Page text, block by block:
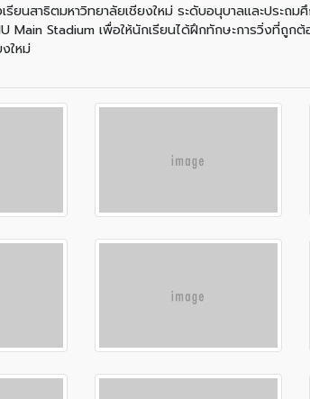
รียนสาธิตมหาวิทยาลัยเชียงใหม่ ระดับอนุบาลและประ
Main Stadium เพื่อให้นักเรียนได้ฝึกทักษะการวิ่งที่
ใหม่